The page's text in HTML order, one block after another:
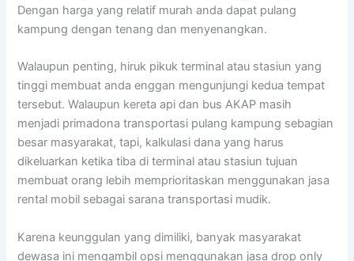
Dengan harga yang relatif murah anda dapat pulang
kampung dengan tenang dan menyenangkan.
Walaupun penting, hiruk pikuk terminal atau stasiun yang
tinggi membuat anda enggan mengunjungi kedua tempat
tersebut. Walaupun kereta api dan bus AKAP masih
menjadi primadona transportasi pulang kampung sebagian
besar masyarakat, tapi, kalkulasi dana yang harus
dikeluarkan ketika tiba di terminal atau stasiun tujuan
membuat orang lebih memprioritaskan menggunakan jasa
rental mobil sebagai sarana transportasi mudik.
Karena keunggulan yang dimiliki, banyak masyarakat
dewasa ini mengambil opsi menggunakan jasa drop only